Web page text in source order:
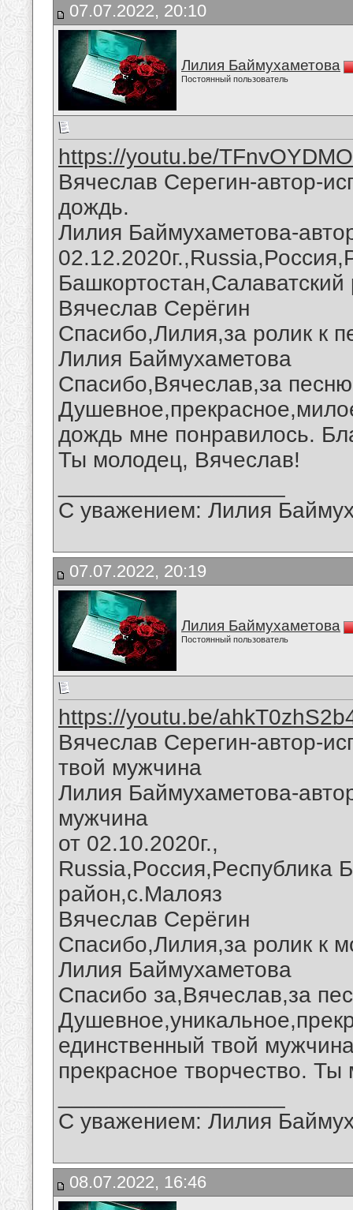
07.07.2022, 20:10
Лилия Баймухаметова
Постоянный пользователь
https://youtu.be/
Вячеслав Серегин-автор-
дождь.
Лилия Баймухаметова-
Вячеслав Серёгин
Спасибо,Лилия,за ролик к
Лилия Баймухаметова
Спасибо,Вячеслав,за
дождь мне понравилось.
Ты молодец, Вячеслав!
С уважением: Лилия
07.07.2022, 20:19
Лилия Баймухаметова
Постоянный пользователь
https://youtu.be/
Вячеслав Серегин-автор-
твой мужчина
Лилия Баймухаметова-
мужчина
от 02.10.2020г.,
Russia,Россия,Республика
район,с.Малояз
Вячеслав Серёгин
Спасибо,Лилия,за ролик к
Лилия Баймухаметова
Спасибо за,Вячеслав,за
единственный твой
прекрасное творчество.
С уважением: Лилия
08.07.2022, 16:46